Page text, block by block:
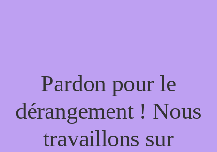
Pardon pour le
dérangement ! Nous
travaillons sur